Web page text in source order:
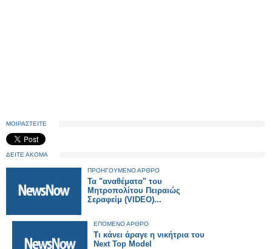
ΜΟΙΡΑΣΤΕΙΤΕ
ΔΕΙΤΕ ΑΚΟΜΑ
ΠΡΟΗΓΟΥΜΕΝΟ ΑΡΘΡΟ
Τα "αναθέματα" του
Μητροπολίτου Πειραιώς
Σεραφείμ (VIDEO)...
ΕΠΟΜΕΝΟ ΑΡΘΡΟ
Τι κάνει άραγε η νικήτρια του
Next Top Model